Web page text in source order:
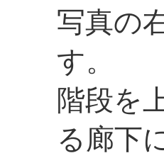
写真の
す。
階段を
る廊下